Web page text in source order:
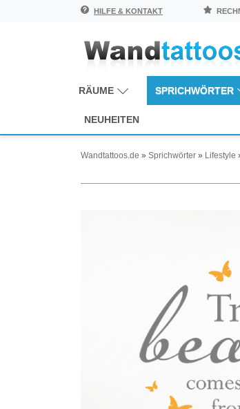
HILFE & KONTAKT
RÄUME SPRICHWÖRTER
NEUHEITEN
Wandtattoos.de » Sprichwörter » Lifestyle